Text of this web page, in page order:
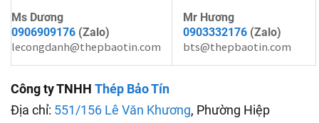
Ms Dương
0906909176 (Zalo)
lecongdanh@thepbaotin.com
Mr Hương
0903332176 (Zalo)
bts@thepbaotin.com
Công ty TNHH Thép Bảo Tín
Địa chỉ: 551/156 Lê Văn Khương, Phường Hiệp